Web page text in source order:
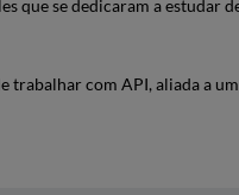
que se dedicaram a estudar
trabalhar com API, aliada a